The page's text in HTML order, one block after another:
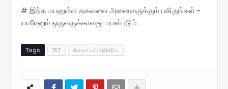
# இந்த பயனுள்ள தகவலை அனைவருக்கும் பகிருங்கள் -
யாரேனும் ஒருவருக்காவது பயன்படும்...
Tags TET போராட்டம் அறிவிப்பு